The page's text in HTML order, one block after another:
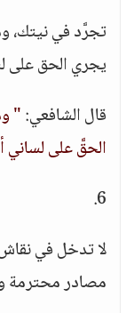
تجرَّد في نيتك،
يجري الحق على
قال الشافعي:"
الحقَّ على لساني
6.
لا تدخل في
مصادر محترمة